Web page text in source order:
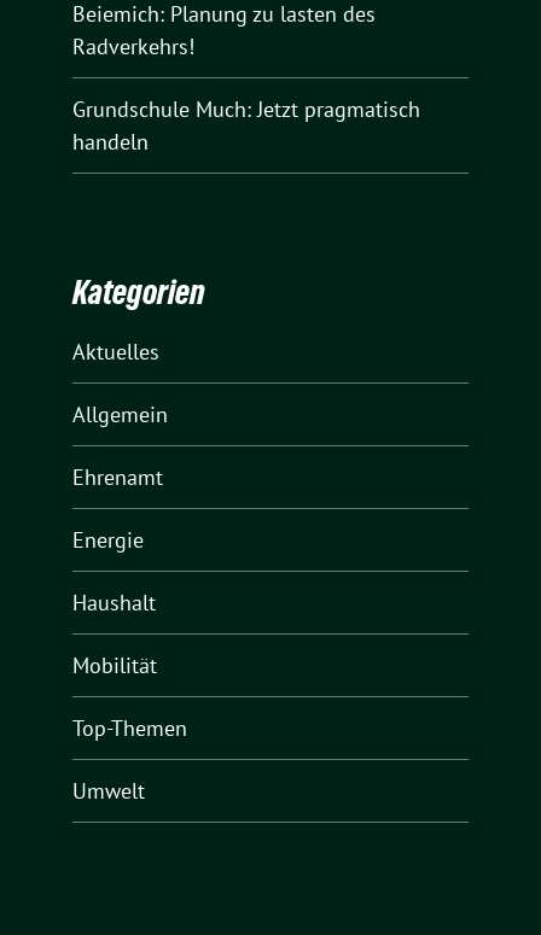
Beiemich: Planung zu lasten des
Radverkehrs!
Grundschule Much: Jetzt pragmatisch
handeln
Kategorien
Aktuelles
Allgemein
Ehrenamt
Energie
Haushalt
Mobilität
Top-Themen
Umwelt